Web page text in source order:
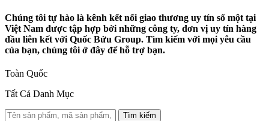
Chúng tôi tự hào là kênh kết nối giao thương uy tín số một tại
Việt Nam được tập hợp bởi những công ty, đơn vị uy tín hàng
đầu liên kết với Quốc Bửu Group. Tìm kiếm với mọi yêu cầu
của bạn, chúng tôi ở đây để hỗ trợ bạn.
Toàn Quốc
Tất Cả Danh Mục
Tìm kiếm